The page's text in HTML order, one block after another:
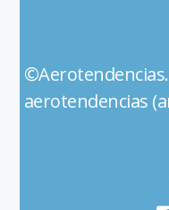
aerotendencias